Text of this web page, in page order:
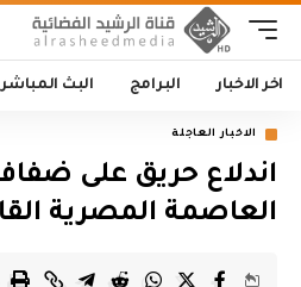
اخر الاخبار البرامج البث المباشر
الاخبار العاجلة
اندلاع حريق على
العاصمة المصرية